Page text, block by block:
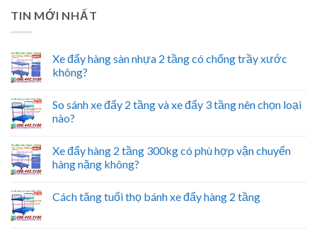
TIN MỚI NHẤT
Xe đẩy hàng sàn nhựa 2 tầng có chống trầy xước
không?
So sánh xe đẩy 2 tầng và xe đẩy 3 tầng nên chọn loại
nào?
Xe đẩy hàng 2 tầng 300kg có phù hợp vận chuyển
hàng nặng không?
Cách tăng tuổi thọ bánh xe đẩy hàng 2 tầng